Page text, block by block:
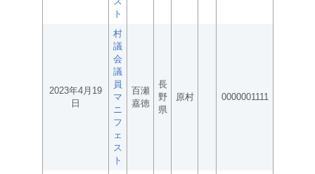
ト
2023年4月19
日
村
議
会
議
員
マ
ニ
フ
ェ
ス
ト
百瀬
嘉徳
長
野
県
原村 0000001111